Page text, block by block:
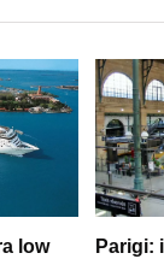
low
Parigi: